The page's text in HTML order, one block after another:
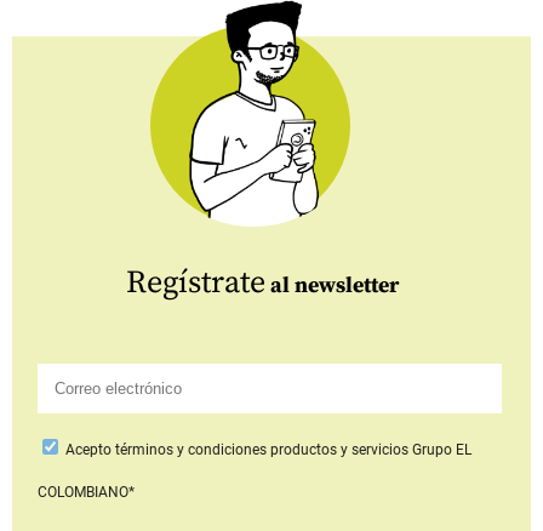
Regístrate al newsletter
Aceptotérminos y condiciones productos y serviciosGrupo EL
COLOMBIANO*